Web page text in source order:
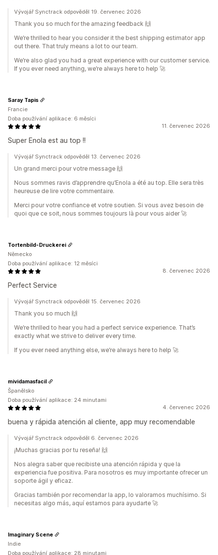
Vývojář Synctrack odpověděl 19. červenec 2026
Thank you so much for the amazing feedback 🙌
We’re thrilled to hear you consider it the best shipping estimator app
out there. That truly means a lot to our team.
We’re also glad you had a great experience with our customer service.
If you ever need anything, we’re always here to help 🚀
11. červenec 2026
Super Enola est au top !!
Saray Tapis
Francie
Doba používání aplikace: 6 měsíci
Vývojář Synctrack odpověděl 13. červenec 2026
Un grand merci pour votre message 🙌
Nous sommes ravis d’apprendre qu’Enola a été au top. Elle sera très
heureuse de lire votre commentaire.
Merci pour votre confiance et votre soutien. Si vous avez besoin de
quoi que ce soit, nous sommes toujours là pour vous aider 🚀
8. červenec 2026
Perfect Service
Tortenbild-Druckerei
Německo
Doba používání aplikace: 12 měsíci
Vývojář Synctrack odpověděl 15. červenec 2026
Thank you so much 🙌
We’re thrilled to hear you had a perfect service experience. That’s
exactly what we strive to deliver every time.
If you ever need anything else, we’re always here to help 🚀
4. červenec 2026
buena y rápida atención al cliente, app muy recomendable
mividamasfacil
Španělsko
Doba používání aplikace: 24 minutami
Vývojář Synctrack odpověděl 6. červenec 2026
¡Muchas gracias por tu reseña! 🙌
Nos alegra saber que recibiste una atención rápida y que la
experiencia fue positiva. Para nosotros es muy importante ofrecer un
soporte ágil y eficaz.
Gracias también por recomendar la app, lo valoramos muchísimo. Si
necesitas algo más, aquí estamos para ayudarte 🚀
Imaginary Scene
Indie
Doba používání aplikace: 28 minutami